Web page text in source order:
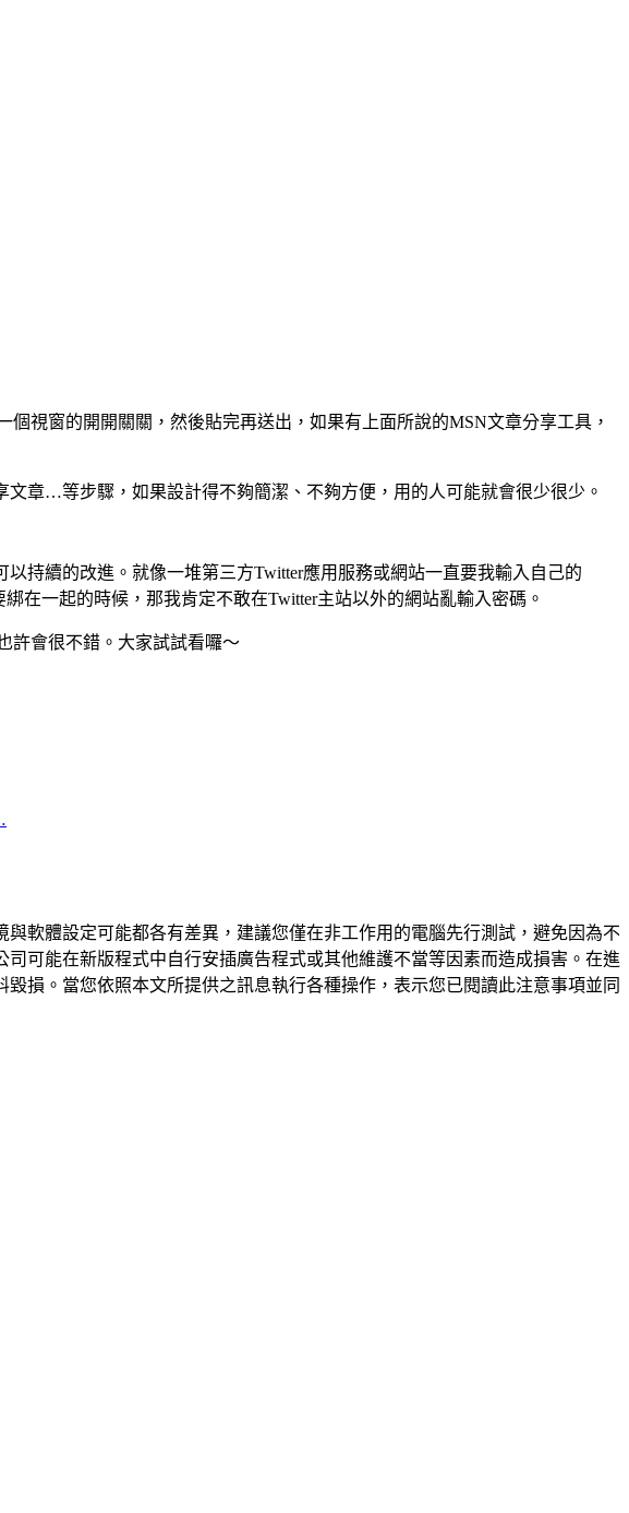
視窗的開開關關，然後貼完再送出，如果有上面所說的MSN文章分享工具，
章…等步驟，如果設計得不夠簡潔、不夠方便，用的人可能就會很少很少。
持續的改進。就像一堆第三方Twitter應用服務或網站一直要我輸入自己的
在一起的時候，那我肯定不敢在Twitter主站以外的網站亂輸入密碼。
許會很不錯。大家試試看囉～
軟體設定可能都各有差異，建議您僅在非工作用的電腦先行測試，避免因為不
可能在新版程式中自行安插廣告程式或其他維護不當等因素而造成損害。在進
損。當您依照本文所提供之訊息執行各種操作，表示您已閱讀此注意事項並同